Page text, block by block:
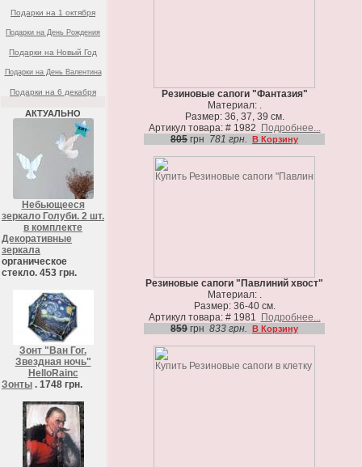
Подарки на 1 октября
Подарки на День Рождения
Подарки на Новый Год
Подарки на День Валентина
Подарки на 6 декабря
АКТУАЛЬНО
Небьющееся
зеркало Голуби. 2 шт.
в комплекте
Декоративные
зеркала
органическое
стекло. 453 грн.
Зонт "Ван Гог.
Звездная ночь"
HelloRainc
Зонты . 1748 грн.
Резиновые сапоги "Фантазия"
Материал: .
Размер: 36, 37, 39 см.
Артикул товара: # 1982
Подробнее...
805 грн 781 грн. В Корзину
Резиновые сапоги "Павлиний хвост"
Материал: .
Размер: 36-40 см.
Артикул товара: # 1981
Подробнее...
859 грн 833 грн. В Корзину